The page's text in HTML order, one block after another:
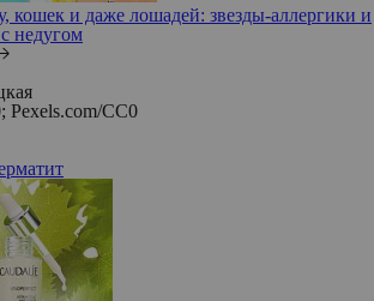
кошек и даже лошадей: звезды-аллергики и
недугом
CC0